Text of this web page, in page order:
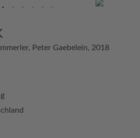
Peter Gaebelein, 2018